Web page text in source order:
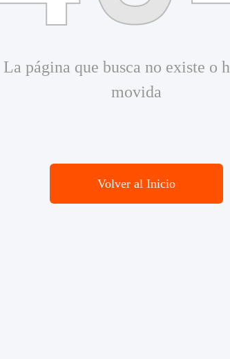
La página que busca no existe o
movida
Volver al Inicio